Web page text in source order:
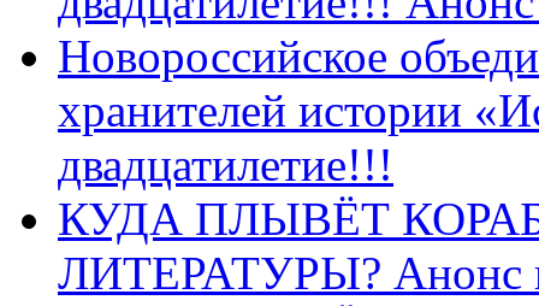
Новороссийское
хранителей истории
двадцатилетие!!!
КУДА ПЛЫВЁТ
ЛИТЕРАТУРЫ? Анонс